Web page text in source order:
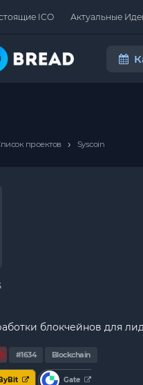
ICO Актуальные
проектов › Syscoin
блокчейнов для
#1634 Blockchain
Gate